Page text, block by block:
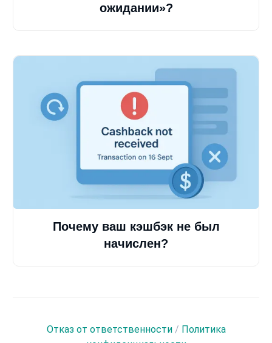
ожидании»?
Почему ваш кэшбэк не был
начислен?
Отказ от ответственности/ Политика